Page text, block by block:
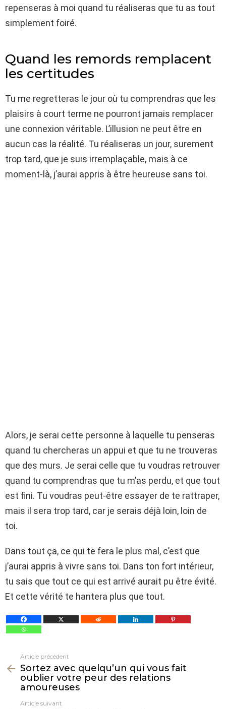
repenseras à moi quand tu réaliseras que tu as tout
simplement foiré.
Quand les remords remplacent
les certitudes
Tu me regretteras le jour où tu comprendras que les
plaisirs à court terme ne pourront jamais remplacer
une connexion véritable. L’illusion ne peut être en
aucun cas la réalité. Tu réaliseras un jour, surement
trop tard, que je suis irremplaçable, mais à ce
moment-là, j’aurai appris à être heureuse sans toi.
Alors, je serai cette personne à laquelle tu penseras
quand tu chercheras un appui et que tu ne trouveras
que des murs. Je serai celle que tu voudras retrouver
quand tu comprendras que tu m’as perdu, et que tout
est fini. Tu voudras peut-être essayer de te rattraper,
mais il sera trop tard, car je serais déjà loin, loin de
toi.
Dans tout ça, ce qui te fera le plus mal, c’est que
j’aurai appris à vivre sans toi. Dans ton fort intérieur,
tu sais que tout ce qui est arrivé aurait pu être évité.
Et cette vérité te hantera plus que tout.
plus
Article précédent
Sortez avec quelqu’un qui vous fait
oublier votre peur des relations
amoureuses
Article suivant